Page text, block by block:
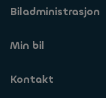
Biladministrasjon
Min bil
Kontakt